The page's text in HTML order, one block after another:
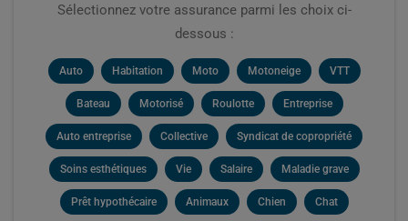
Sélectionnez votre assurance parmi les choix ci-
dessous :
Auto Habitation Moto Motoneige VTT
Bateau Motorisé Roulotte Entreprise
Auto entreprise Collective Syndicat de copropriété
Soins esthétiques Vie Salaire Maladie grave
Prêt hypothécaire Animaux Chien Chat